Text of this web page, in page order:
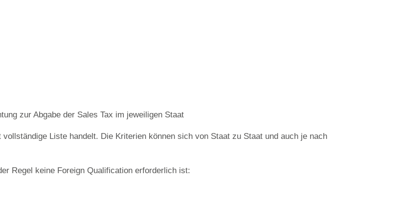
zur Abgabe der Sales Tax im jeweiligen Staat
Liste handelt. Die Kriterien können sich von Staat zu Staat und auch je nach
Regel keine Foreign Qualification erforderlich ist: